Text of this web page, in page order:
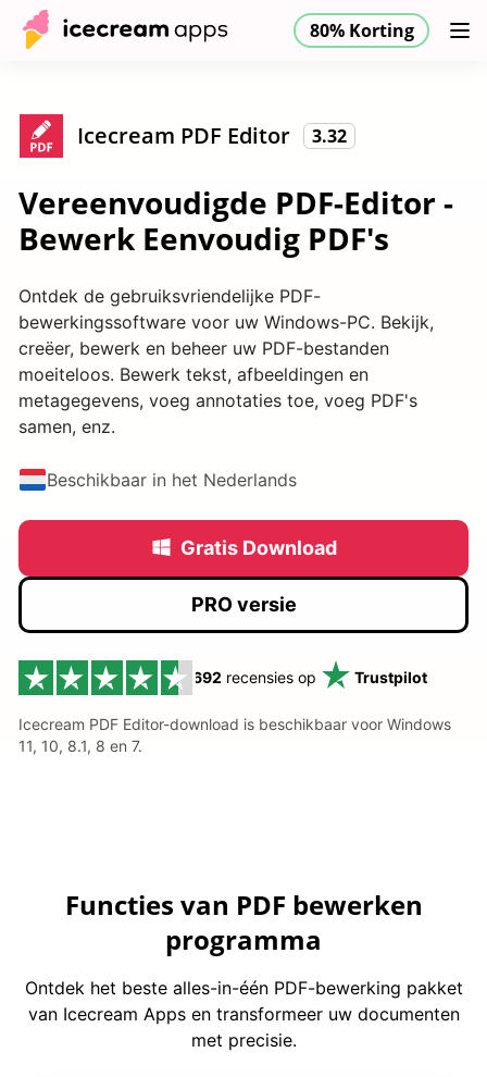
80% Korting
Producten Helpcentrum 80% KortingNL
Icecream PDF Editor 3.32
Vereenvoudigde PDF-Editor -
Bewerk Eenvoudig PDF's
Ontdek de gebruiksvriendelijke PDF-
bewerkingssoftware voor uw Windows-PC. Bekijk,
creëer, bewerk en beheer uw PDF-bestanden
moeiteloos. Bewerk tekst, afbeeldingen en
metagegevens, voeg annotaties toe, voeg PDF's
samen, enz.
Beschikbaar in het Nederlands
Gratis Download
PRO versie
692 recensies op Trustpilot
Icecream PDF Editor-download is beschikbaar voor Windows
11, 10, 8.1, 8 en 7.
Functies van PDF bewerken
programma
Ontdek het beste alles-in-één PDF-bewerking pakket
van Icecream Apps en transformeer uw documenten
met precisie.